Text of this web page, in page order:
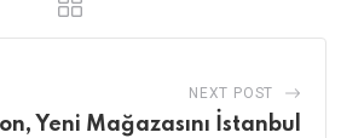
NEXT POST
Yeni Mağazasını İstanbul